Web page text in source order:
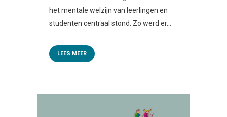
het mentale welzijn van leerlingen en
studenten centraal stond. Zo werd er...
LEES MEER